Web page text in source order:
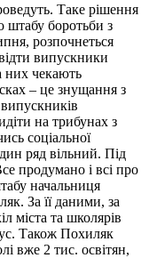
Таке рішення
штабу боротьби з
розпочнеться
випускники
них чекають
– це знущання з
на трибунах з
соціальної
ряд вільний. Під
продумано і всі про
начальниця
За її даними, за
міста та школярів
Також Похиляк
вже 2 тис. освітян,